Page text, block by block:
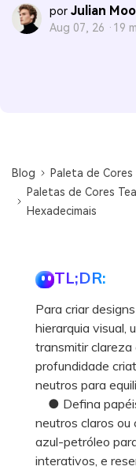
por Julian
Aug 07, 26 · 19
Blog
Paleta de Cores
Paletas de Cores
Hexadecimais
TL;DR:
Para criar
hierarquia visual,
transmitir clareza
profundidade
neutros para
● Defina
neutros claros ou
azul-petróleo
interativos, e